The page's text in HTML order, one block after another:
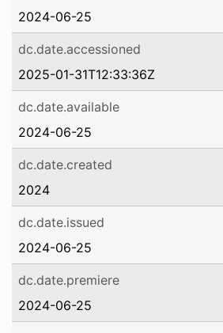
2024-06-25
dc.date.accessioned
2025-01-31T12:33:36Z
dc.date.available
2024-06-25
dc.date.created
2024
dc.date.issued
2024-06-25
dc.date.premiere
2024-06-25